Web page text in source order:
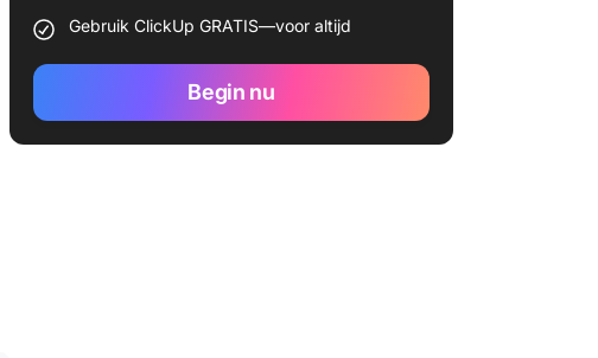
Gebruik ClickUp GRATIS—voor altijd
Begin nu